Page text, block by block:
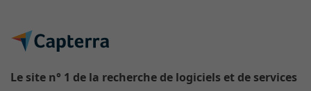
Le site n° 1 de la recherche de logiciels et de services